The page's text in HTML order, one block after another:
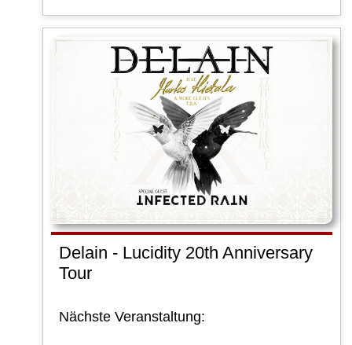
Delain - Lucidity 20th Anniversary
Tour
Nächste Veranstaltung: